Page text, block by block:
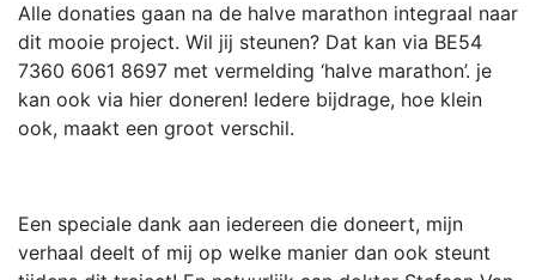
Alle donaties gaan na de halve marathon integraal naar
dit mooie project. Wil jij steunen? Dat kan via BE54
7360 6061 8697 met vermelding ‘halve marathon’. je
kan ook via hier doneren! Iedere bijdrage, hoe klein
ook, maakt een groot verschil.
Een speciale dank aan iedereen die doneert, mijn
verhaal deelt of mij op welke manier dan ook steunt